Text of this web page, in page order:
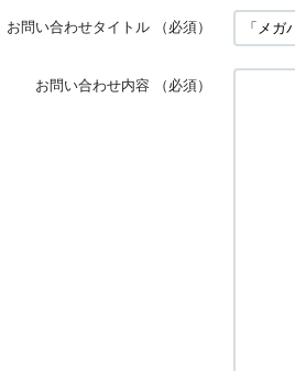
お問い合わせタイトル （必須）
お問い合わせ内容 （必須）